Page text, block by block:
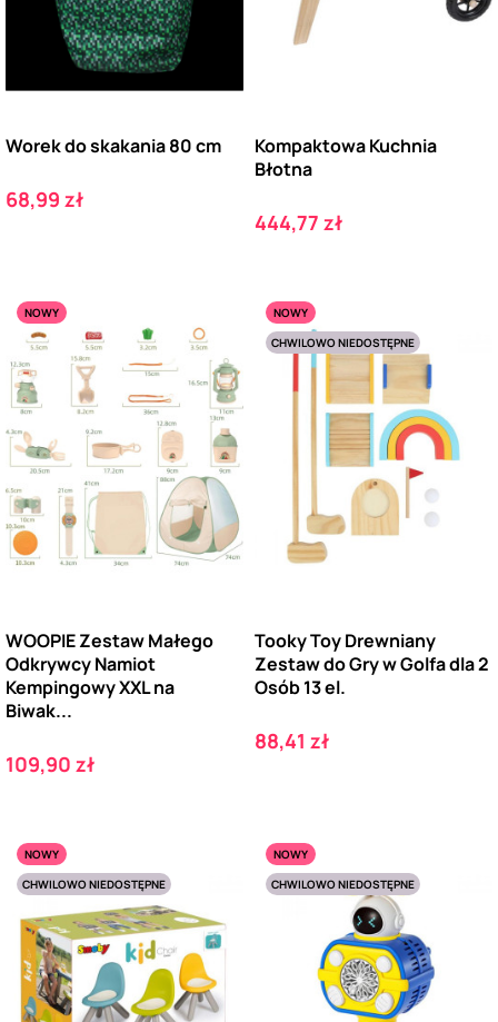
Worek do skakania 80 cm
Cena
68,99 zł
Kompaktowa Kuchnia
Błotna
Cena
444,77 zł
NOWY
WOOPIE Zestaw Małego
Odkrywcy Namiot
Kempingowy XXL na
Biwak...
Cena
109,90 zł
NOWY
CHWILOWO NIEDOSTĘPNE
Tooky Toy Drewniany
Zestaw do Gry w Golfa dla 2
Osób 13 el.
Cena
88,41 zł
NOWY
CHWILOWO NIEDOSTĘPNE
NOWY
CHWILOWO NIEDOSTĘPNE